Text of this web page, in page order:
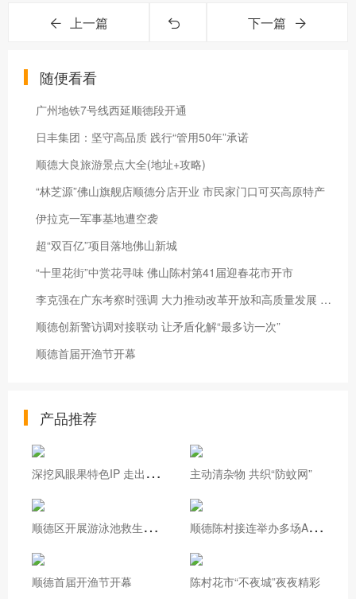
上一篇 下一篇
随便看看
广州地铁7号线西延顺德段开通
日丰集团：坚守高品质 践行“管用50年”承诺
顺德大良旅游景点大全(地址+攻略)
“林芝源”佛山旗舰店顺德分店开业 市民家门口可买高原特产
伊拉克一军事基地遭空袭
超“双百亿”项目落地佛山新城
“十里花街”中赏花寻味 佛山陈村第41届迎春花市开市
李克强在广东考察时强调 大力推动改革开放和高质量发展 保持经济平稳运行 保障基本民生
顺德创新警访调对接联动 让矛盾化解“最多访一次”
顺德首届开渔节开幕
产品推荐
深
挖凤眼果特色IP 走出基层治理新路 主动清杂物 共织“防蚊网”
顺
德区开展游泳池救生员实操培训 顺
德陈村接连举办多场AI专题培训
顺德首届开渔节开幕 陈村花市“不夜城”夜夜精彩